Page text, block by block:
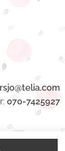
070-7425927